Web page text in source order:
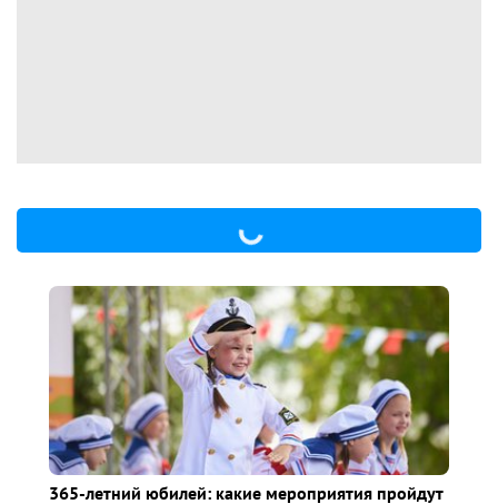
365-летний юбилей: какие мероприятия пройдут